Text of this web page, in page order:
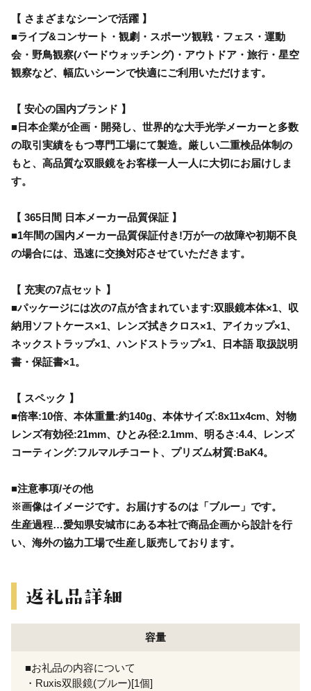
【 さまざまなシーンで活躍 】
■ライブ&コンサート・観劇・スポーツ観戦・フェス・運動
会・野鳥観察(バードウォッチング)・アウトドア・旅行・星空
観察など、幅広いシーンで快適にご利用いただけます。
【 安心の国内ブランド 】
■日本企業が企画・開発し、世界的な大手光学メーカーと多数
の取引実績をもつ専門工場にて製造。厳しい二重検品体制の
もと、高品質な双眼鏡をお客様一人一人に大切にお届けしま
す。
【 365日間 日本メーカー品質保証 】
■1年間の国内メーカー品質保証付き!万が一の故障や初期不良
の場合には、迅速に交換対応させていただきます。
【 充実の7点セット 】
■パッケージには次の7点が含まれています:双眼鏡本体×1、収
納用ソフトケース×1、レンズ拭きクロス×1、アイカップ×1、
ネックストラップ×1、ハンドストラップ×1、日本語 取扱説明
書・保証書×1。
【 スペック 】
■倍率:10倍、本体重量:約140g、本体サイズ:8x11x4cm、対物
レンズ有効径:21mm、ひとみ径:2.1mm、明るさ:4.4、レンズ
コーティング:フルマルチコート、プリズム材質:BaK4。
■注意事項/その他
※画像はイメージです。お届けするのは「ブルー」です。
生産過程…愛知県安城市にある本社で商品企画から設計を行
い、海外の協力工場で生産し販売しております。
容量
■お礼品の内容について
・Ruxis双眼鏡(ブルー)[1個]